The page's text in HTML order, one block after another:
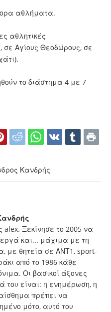
αθλήματα.
αθλητικές
σε Αγίους Θεοδώρους, σε
το διάστημα 4 με 7
Κανδρής
alex. Ξεκίνησε το 2005 να
και... μάχιμα με τη
με θητεία σε ΑΝΤ1, sport-
από το 1986 κάθε
Οι βασικοί άξονες
του είναι: η ενημέρωση, η
πρέπει να
μότο, αυτό του